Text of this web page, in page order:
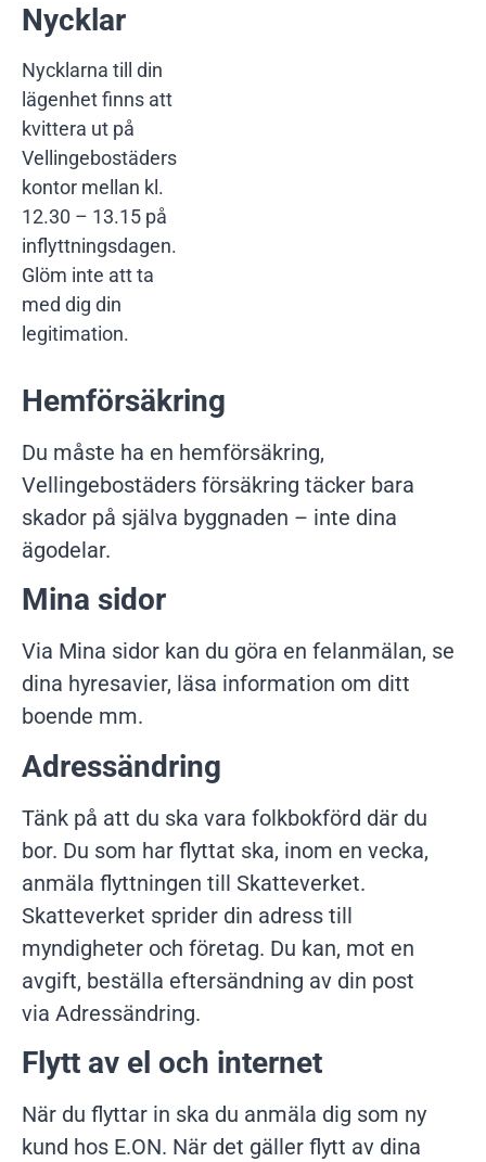
Nycklar
Nycklarna till din
lägenhet finns att
kvittera ut på
Vellingebostäders
kontor mellan kl.
12.30 – 13.15 på
inflyttningsdagen.
Glöm inte att ta
med dig din
legitimation.
Hemförsäkring
Du måste ha en hemförsäkring,
Vellingebostäders försäkring täcker bara
skador på själva byggnaden – inte dina
ägodelar.
Mina sidor
Via Mina sidor kan du göra en felanmälan, se
dina hyresavier, läsa information om ditt
boende mm.
Adressändring
Tänk på att du ska vara folkbokförd där du
bor. Du som har flyttat ska, inom en vecka,
anmäla flyttningen till Skatteverket.
Skatteverket sprider din adress till
myndigheter och företag. Du kan, mot en
avgift, beställa eftersändning av din post
via Adressändring.
Flytt av el och internet
När du flyttar in ska du anmäla dig som ny
kund hos E.ON. När det gäller flytt av dina